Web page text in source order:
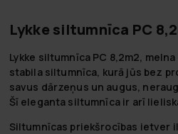
Lykke siltumnīca PC
Lykke siltumnīca PC 8,2m2,
stabila siltumnīca, kurā jūs bez
savus dārzeņus un augus,
Šī eleganta siltumnīca ir arī
Siltumnīcas priekšrocības ietver